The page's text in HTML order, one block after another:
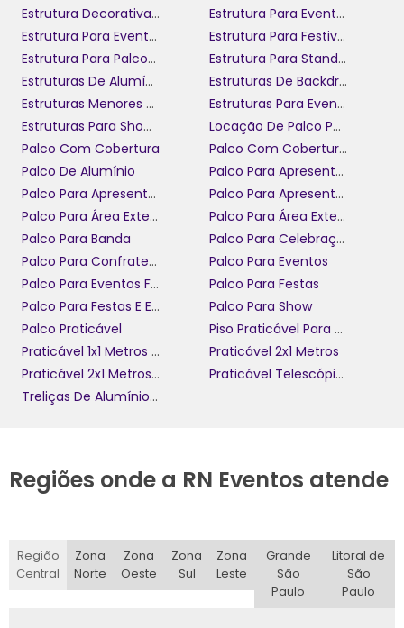
Estrutura Decorativa Para Eventos
Estrutura Para Eventos
Estrutura Para Eventos Menores
Estrutura Para Festivais De Música
Estrutura Para Palcos De Eventos
Estrutura Para Stand Em Eventos
Estruturas De Alumínio Para Eventos
Estruturas De Backdrop Personalizadas
Estruturas Menores Boxtruss Para Eventos
Estruturas Para Eventos Corporativos
Estruturas Para Shows E Eventos
Locação De Palco Para Celebração
Palco Com Cobertura
Palco Com Cobertura Para Festas
Palco De Alumínio
Palco Para Apresentação
Palco Para Apresentação De Banda
Palco Para Apresentação De Eventos Ao Ar Livre
Palco Para Área Externa
Palco Para Área Externa De Eventos
Palco Para Banda
Palco Para Celebração
Palco Para Confraternização
Palco Para Eventos
Palco Para Eventos Fechados
Palco Para Festas
Palco Para Festas E Eventos
Palco Para Show
Palco Praticável
Piso Praticável Para Eventos
Praticável 1x1 Metros Para Eventos
Praticável 2x1 Metros
Praticável 2x1 Metros Para Aluguel
Praticável Telescópico
Treliças De Alumínio Para Eventos
Regiões onde a RN Eventos atende
Região
Central
Zona
Norte
Zona
Oeste
Zona
Sul
Zona
Leste
Grande
São
Paulo
Litoral de
São
Paulo